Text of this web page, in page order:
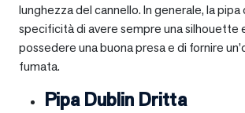
lunghezza del cannello. In generale, la pipa
specificità di avere sempre una silhouette
possedere una buona presa e di fornire
fumata.
Pipa Dublin Dritta